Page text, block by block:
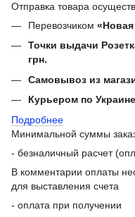
Отправка товара
Перевозчиком
Точки выдачи
грн.
Самовывоз из
Курьером по Украине
Подробнее
Минимальной суммы
- безналичный расчет
В комментарии оплаты
для выставления счета
- оплата при получении